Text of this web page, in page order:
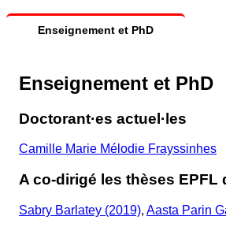
Enseignement et PhD
Enseignement et PhD
Doctorant·es actuel·les
Camille Marie Mélodie Frayssinhes
A co-dirigé les thèses EPFL
Sabry Barlatey (2019), Aasta Parin